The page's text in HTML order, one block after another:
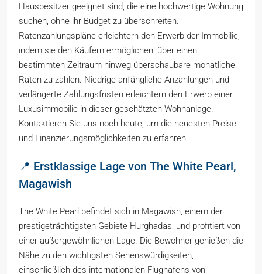
Hausbesitzer geeignet sind, die eine hochwertige Wohnung
suchen, ohne ihr Budget zu überschreiten.
Ratenzahlungspläne erleichtern den Erwerb der Immobilie,
indem sie den Käufern ermöglichen, über einen
bestimmten Zeitraum hinweg überschaubare monatliche
Raten zu zahlen. Niedrige anfängliche Anzahlungen und
verlängerte Zahlungsfristen erleichtern den Erwerb einer
Luxusimmobilie in dieser geschätzten Wohnanlage.
Kontaktieren Sie uns noch heute, um die neuesten Preise
und Finanzierungsmöglichkeiten zu erfahren.
📍 Erstklassige Lage von The White Pearl,
Magawish
The White Pearl befindet sich in Magawish, einem der
prestigeträchtigsten Gebiete Hurghadas, und profitiert von
einer außergewöhnlichen Lage. Die Bewohner genießen die
Nähe zu den wichtigsten Sehenswürdigkeiten,
einschließlich des internationalen Flughafens von